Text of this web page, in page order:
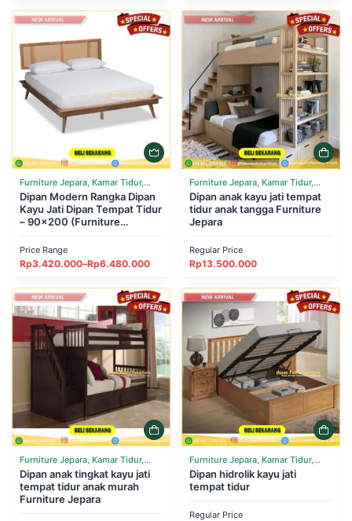
Furniture Jepara, Kamar Tidur,
Tempat Tidur
Dipan Modern Rangka Dipan
Kayu Jati Dipan Tempat Tidur
– 90×200 (Furniture
Price Range
Rp3.420.000–Rp6.480.000
Rentang
harga:
hingga
Rp6.480.000
Furniture Jepara, Kamar Tidur,
Tempat Tidur
Dipan anak kayu jati tempat
tidur anak tangga Furniture
Jepara
Regular Price
Rp13.500.000
Furniture Jepara, Kamar Tidur,
Tempat Tidur
Dipan anak tingkat kayu jati
tempat tidur anak murah
Furniture Jepara
Furniture Jepara, Kamar Tidur,
Tempat Tidur
Dipan hidrolik kayu jati
tempat tidur
Regular Price